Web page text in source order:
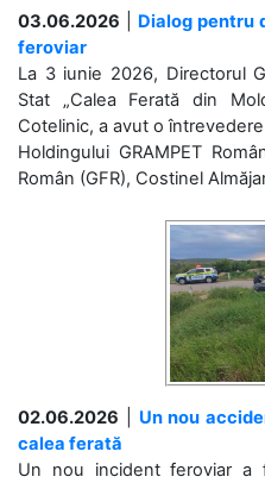
03.06.2026
Dialog pentru
feroviar
La 3 iunie 2026, Directorul
Stat „Calea Ferată din
Cotelinic, a avut o
Holdingului GRAMPET
Român (GFR), Costinel
02.06.2026
Un nou
calea ferată
Un nou incident feroviar a